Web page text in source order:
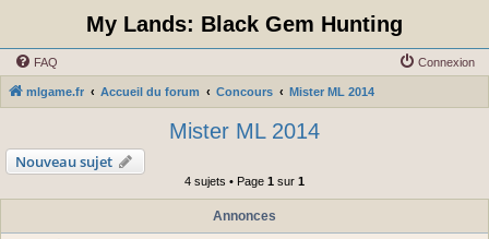
My Lands: Black Gem Hunting
FAQ Connexion
mlgame.fr Accueil du forum Concours Mister ML 2014
Mister ML 2014
Nouveau sujet
4 sujets • Page 1 sur 1
Annonces